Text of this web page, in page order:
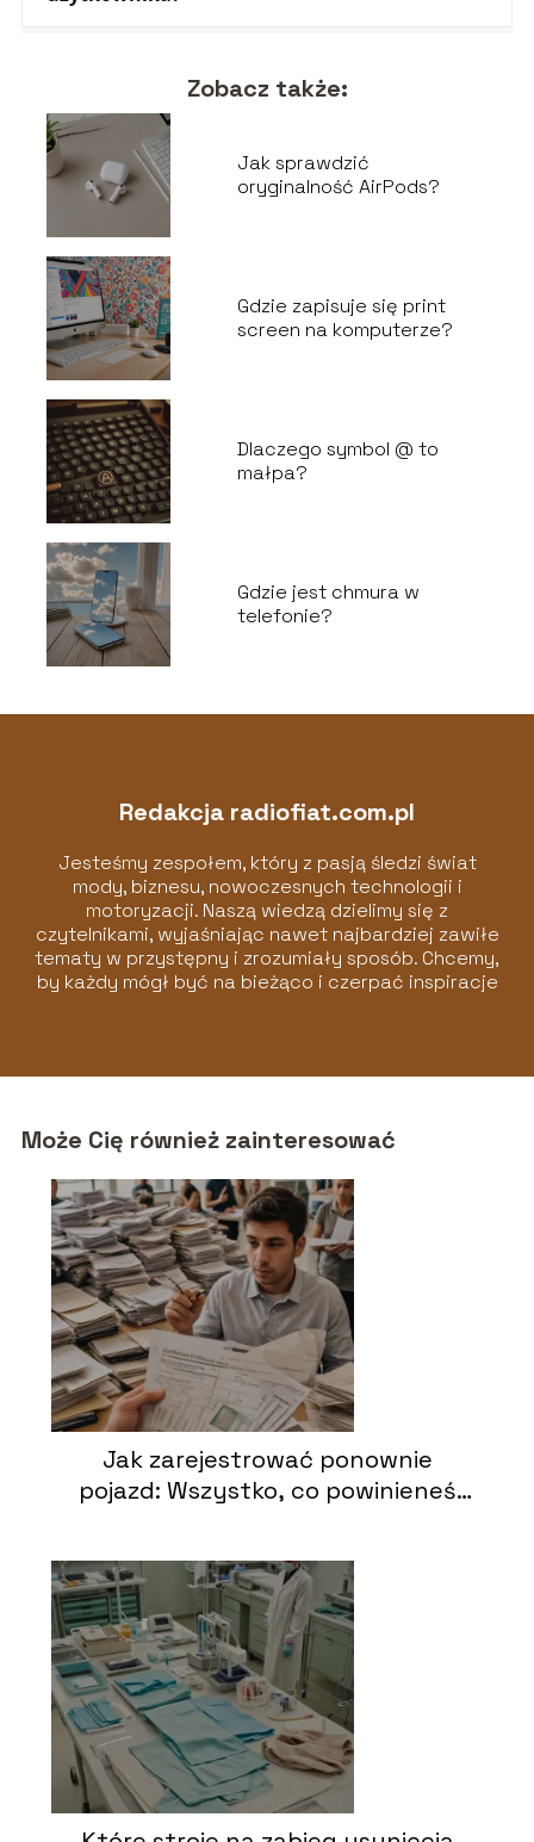
Zobacz także:
Jak sprawdzić
oryginalność AirPods?
Gdzie zapisuje się print
screen na komputerze?
Dlaczego symbol @ to
małpa?
Gdzie jest chmura w
telefonie?
Redakcja radiofiat.com.pl
Jesteśmy zespołem, który z pasją śledzi świat
mody, biznesu, nowoczesnych technologii i
motoryzacji. Naszą wiedzą dzielimy się z
czytelnikami, wyjaśniając nawet najbardziej zawiłe
tematy w przystępny i zrozumiały sposób. Chcemy,
by każdy mógł być na bieżąco i czerpać inspiracje
Może Cię również zainteresować
Jak zarejestrować ponownie
pojazd: Wszystko, co powinieneś